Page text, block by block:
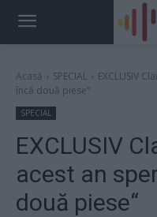
Acasă SPECIAL
EXCLUSIV
încă două piese“
SPECIAL
EXCLUSIV
acest an
două piese“